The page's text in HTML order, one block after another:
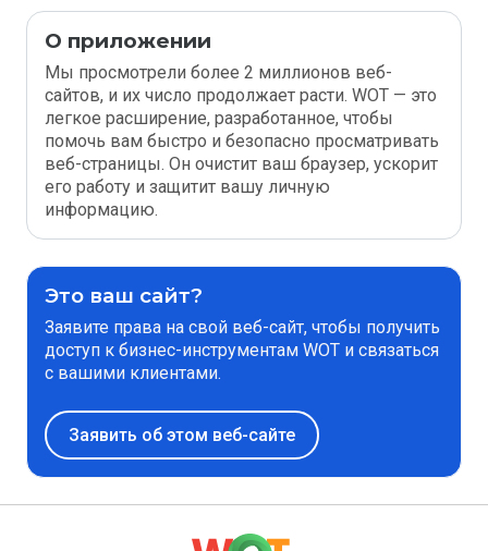
О приложении
Мы просмотрели более 2 миллионов веб-
сайтов, и их число продолжает расти. WOT — это
легкое расширение, разработанное, чтобы
помочь вам быстро и безопасно просматривать
веб-страницы. Он очистит ваш браузер, ускорит
его работу и защитит вашу личную
информацию.
Это ваш сайт?
Заявите права на свой веб-сайт, чтобы получить
доступ к бизнес-инструментам WOT и связаться
с вашими клиентами.
Заявить об этом веб-сайте